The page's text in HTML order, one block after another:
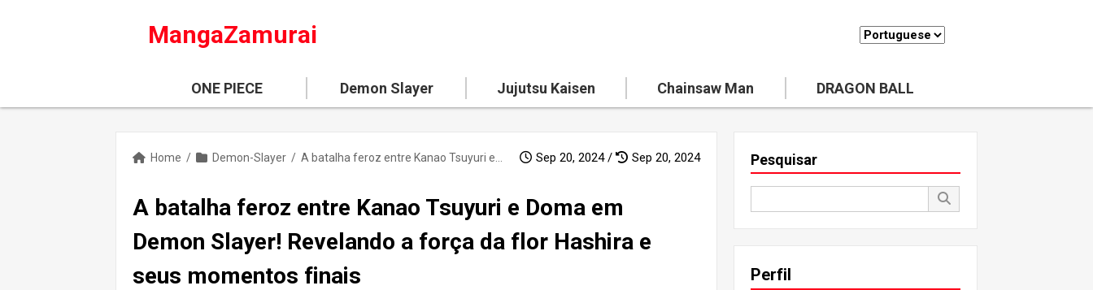
MangaZamurai
ONE PIECE Demon Slayer Jujutsu Kaisen Chainsaw Man DRAGON BALL
Home / Demon-Slayer / Sep 20, 2024 / Sep 20, 2024
A batalha feroz entre Kanao Tsuyuri e Doma em
Demon Slayer! Revelando a força da flor Hashira e
seus momentos finais
Pesquisar
Perfil